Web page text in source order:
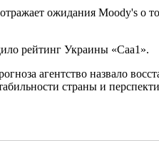
ожидания Moody's о
рейтинг Украины «Caa1».
агентство назвало
страны и